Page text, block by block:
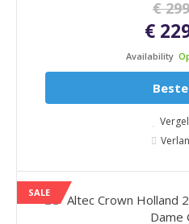
€
€
Availability
SALE